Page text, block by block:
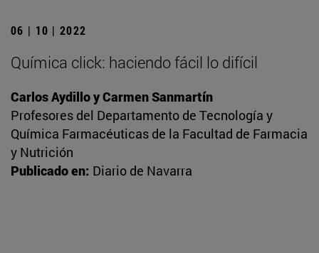
06 | 10 | 2022
Química click: haciendo fácil lo difícil
Carlos Aydillo y Carmen Sanmartín
Profesores del Departamento de Tecnología y
Química Farmacéuticas de la Facultad de Farmacia
y Nutrición
Publicado en: Diario de Navarra